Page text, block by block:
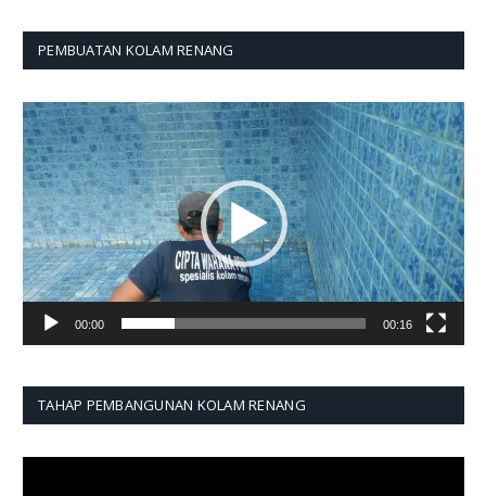
PEMBUATAN KOLAM RENANG
Pemutar
Video
00:00 00:16
TAHAP PEMBANGUNAN KOLAM RENANG